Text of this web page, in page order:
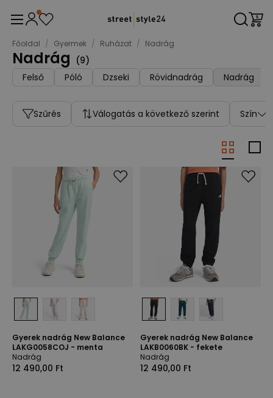
Főoldal / Gyermek / Ruházat / Nadrág
Nadrág (9)
Felső
Póló Dzseki Rövidnadrág Nadrág
Szűrés Válogatás a következő szerint Szín
Gyerek nadrág New Balance
LAKG0058COJ - menta
Nadrág
12 490,00 Ft
Gyerek nadrág New Balance
LAKB0060BK - fekete
Nadrág
12 490,00 Ft